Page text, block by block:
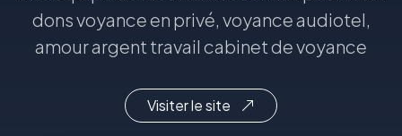
dons voyance en privé, voyance audiotel,
amour argent travail cabinet de voyance
Visiter le site